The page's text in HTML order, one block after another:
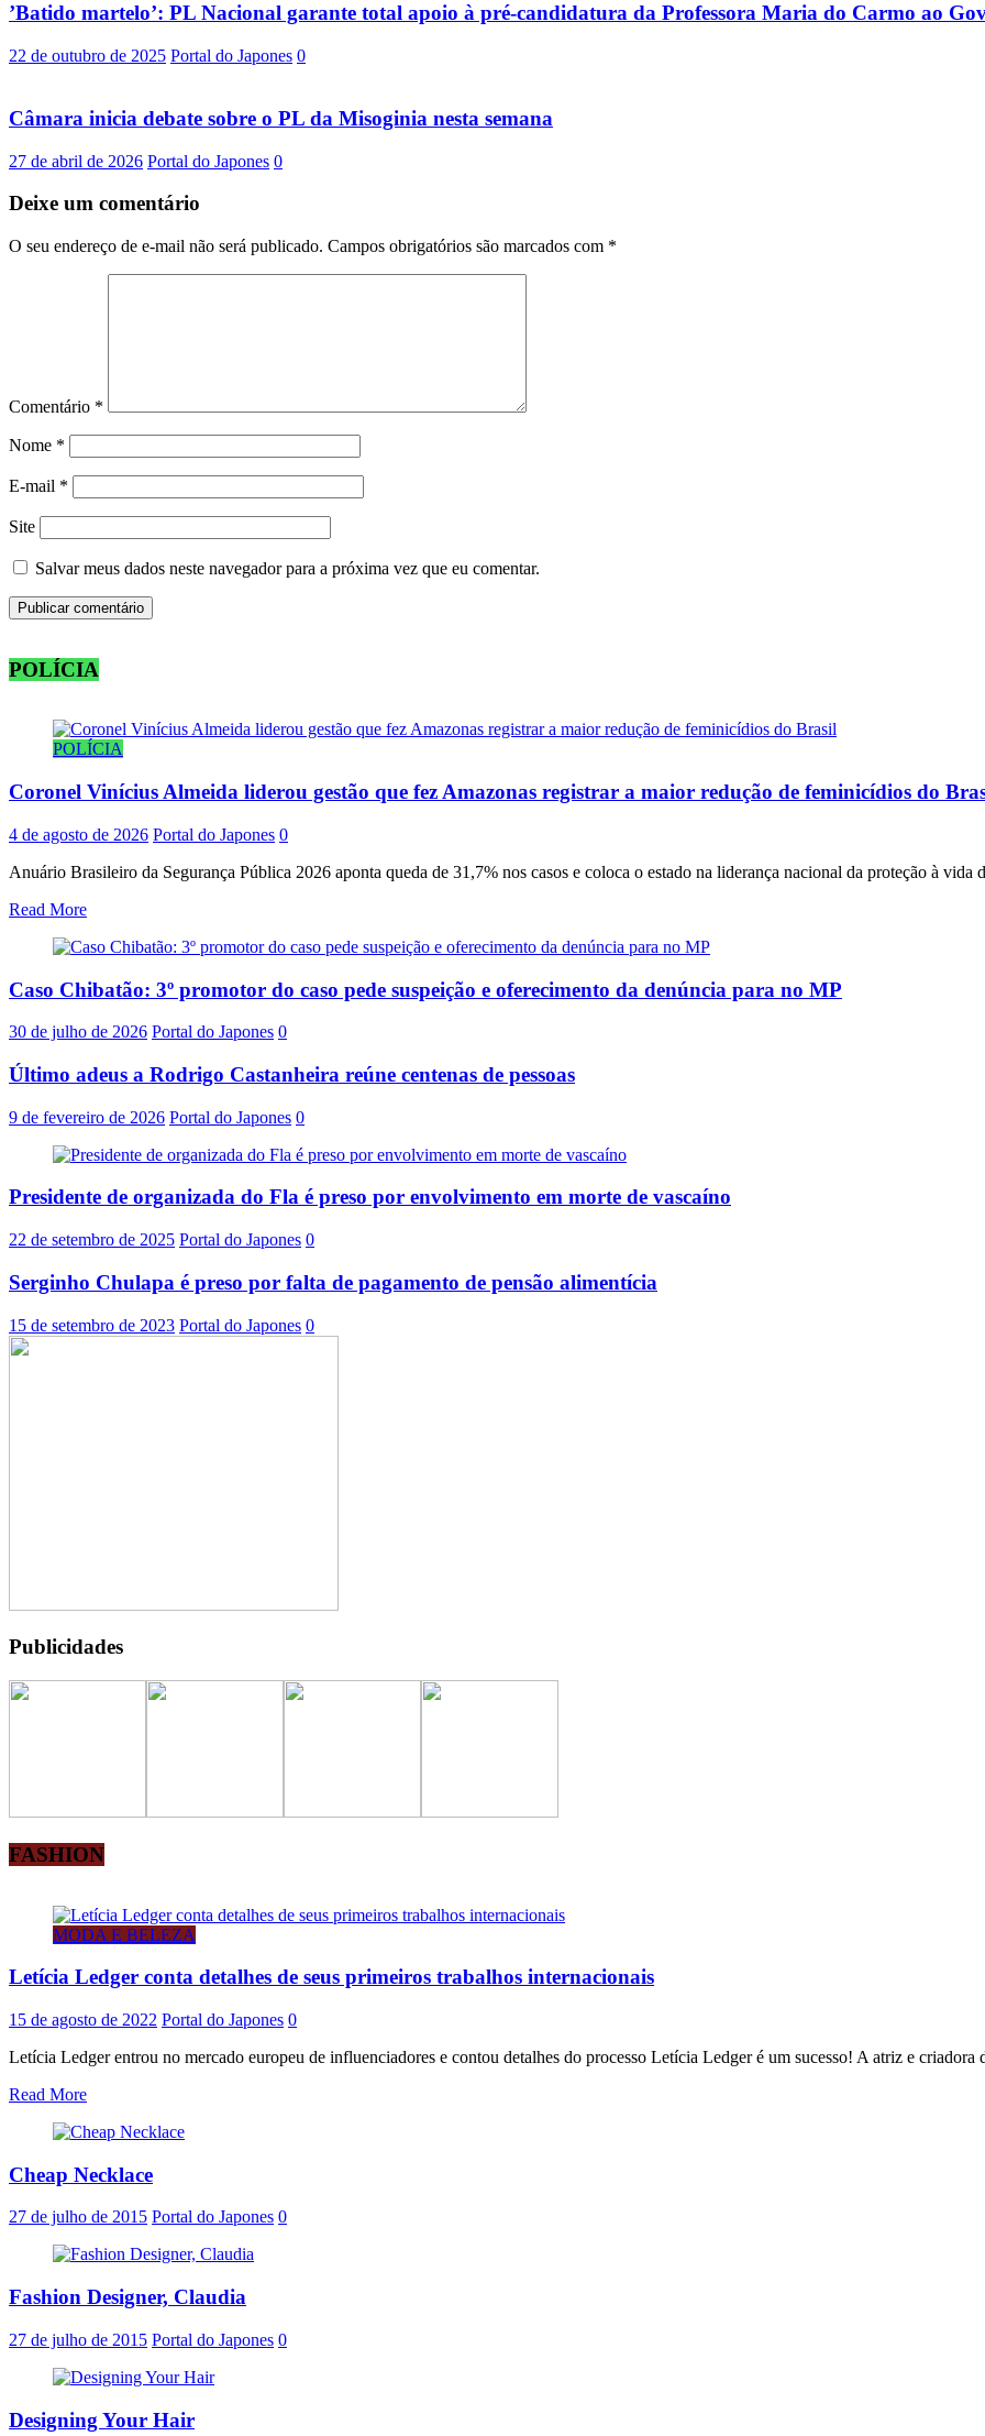
’Batido martelo’: PL Nacional garante total apoio à pré-candidatura da Professora Maria do Carmo ao
22 de outubro de 2025 Portal do Japones 0
Câmara inicia debate sobre o PL da Misoginia nesta semana
27 de abril de 2026 Portal do Japones 0
Deixe um comentário
O seu endereço de e-mail não será publicado. Campos obrigatórios são marcados com *
Comentário *
Nome *
E-mail *
Site
Salvar meus dados neste navegador para a próxima vez que eu comentar.
POLÍCIA
POLÍCIA
Coronel Vinícius Almeida liderou gestão que fez Amazonas registrar a maior redução de feminicídios do
4 de agosto de 2026 Portal do Japones 0
Anuário Brasileiro da Segurança Pública 2026 aponta queda de 31,7% nos casos e coloca o estado na liderança nacional da proteção à vida
Read More
Caso Chibatão: 3º promotor do caso pede suspeição e oferecimento da denúncia para no MP
30 de julho de 2026 Portal do Japones 0
Último adeus a Rodrigo Castanheira reúne centenas de pessoas
9 de fevereiro de 2026 Portal do Japones 0
Presidente de organizada do Fla é preso por envolvimento em morte de vascaíno
22 de setembro de 2025 Portal do Japones 0
Serginho Chulapa é preso por falta de pagamento de pensão alimentícia
15 de setembro de 2023 Portal do Japones 0
Publicidades
FASHION
MODA E BELEZA
Letícia Ledger conta detalhes de seus primeiros trabalhos internacionais
15 de agosto de 2022 Portal do Japones 0
Letícia Ledger entrou no mercado europeu de influenciadores e contou detalhes do processo Letícia Ledger é um sucesso! A atriz e criadora
Read More
Cheap Necklace
27 de julho de 2015 Portal do Japones 0
Fashion Designer, Claudia
27 de julho de 2015 Portal do Japones 0
Designing Your Hair